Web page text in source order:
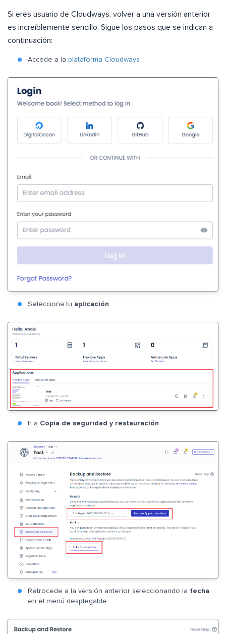
Si eres usuario de Cloudways, volver a una versión anterior
es increíblemente sencillo. Sigue los pasos que se indican a
continuación:
Accede a la plataforma Cloudways
Selecciona tu aplicación
Ir a Copia de seguridad y restauración
Retrocede a la versión anterior seleccionando la fecha
en el menú desplegable